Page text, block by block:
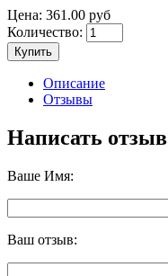
Цена: 361.00 руб
Количество:
Купить
Описание
Отзывы
Написать отзыв
Ваше Имя:
Ваш отзыв: